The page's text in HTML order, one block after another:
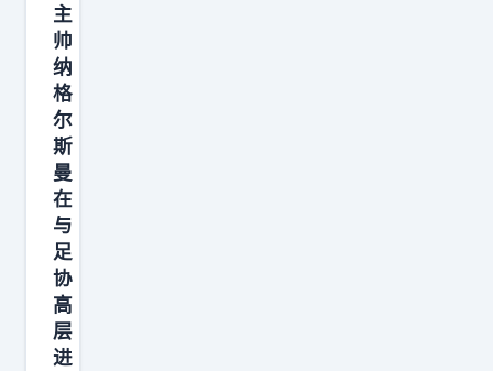
笛
走
完
五
届
世
界
杯
二
十
年
征
主
帅
纳
格
尔
斯
曼
在
与
足
协
高
层
进